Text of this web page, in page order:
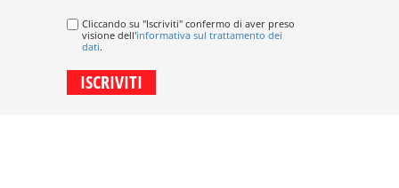
Cliccando su "Iscriviti" confermo di aver preso
visione dell'informativa sul trattamento dei
dati.